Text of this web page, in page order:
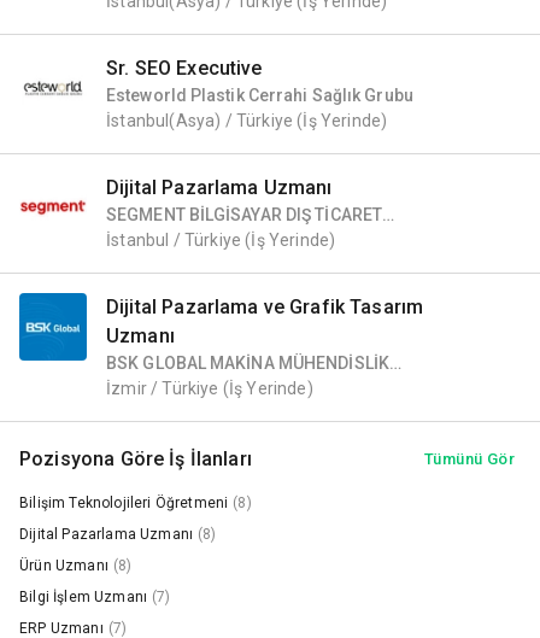
Sr. SEO Executive
Esteworld Plastik Cerrahi Sağlık Grubu
İstanbul(Asya) / Türkiye(İş Yerinde)
Dijital Pazarlama Uzmanı
SEGMENT BİLGİSAYAR DIŞ TİCARET
ANONİM ŞİRKETİ
İstanbul / Türkiye(İş Yerinde)
Dijital Pazarlama ve Grafik Tasarım
Uzmanı
BSK GLOBAL MAKİNA MÜHENDİSLİK
SANAYİ TİCARET VE PAZARLAMA A.Ş.
İzmir / Türkiye (İş Yerinde)
Pozisyona Göre İş İlanları Tümünü Gör
Bilişim Teknolojileri Öğretmeni (8)
Dijital Pazarlama Uzmanı (8)
Ürün Uzmanı (8)
Bilgi İşlem Uzmanı (7)
ERP Uzmanı (7)